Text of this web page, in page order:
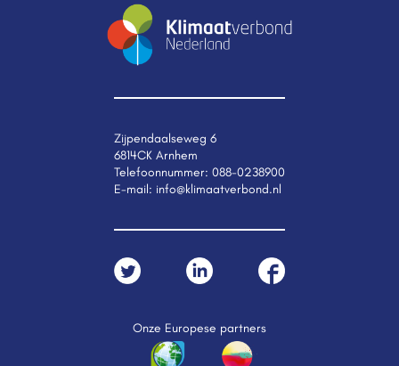
Zijpendaalseweg 6
6814CK Arnhem
Telefoonnummer: 088-0238900
E-mail: info@klimaatverbond.nl
Onze Europese partners